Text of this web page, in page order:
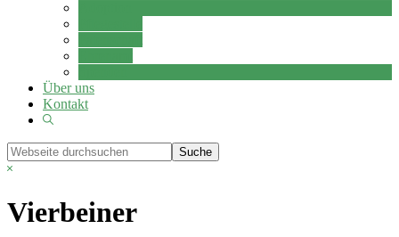
Über uns
Kontakt
Show
Webseite
durchsuchen
Hide
Vierbeiner